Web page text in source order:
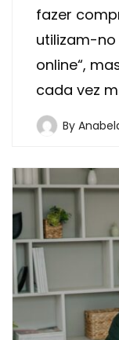
fazer
utilizam-no
online“,
cada vez
By